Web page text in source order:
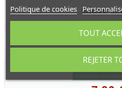
Sauve
Sauve servo pour
RÉFÉRENCE
Politique de cookies
REJETER
TOUT